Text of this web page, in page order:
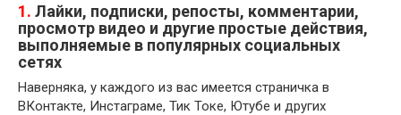
1. Лайки, подписки, репосты, комментарии,
просмотр видео и другие простые действия,
выполняемые в популярных социальных
сетях
Наверняка, у каждого из вас имеется страничка в
ВКонтакте, Инстаграме, Тик Токе, Ютубе и других